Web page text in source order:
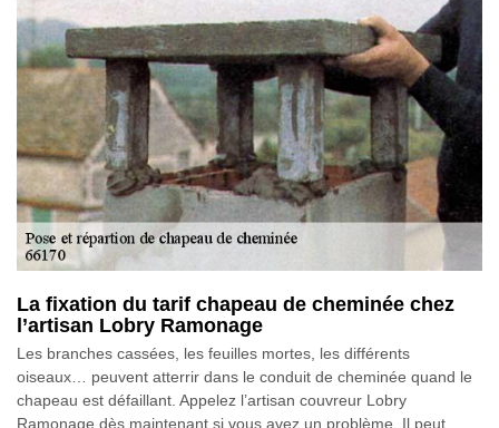
La fixation du tarif chapeau de cheminée chez
l’artisan Lobry Ramonage
Les branches cassées, les feuilles mortes, les différents
oiseaux… peuvent atterrir dans le conduit de cheminée quand le
chapeau est défaillant. Appelez l’artisan couvreur Lobry
Ramonage dès maintenant si vous avez un problème. Il peut